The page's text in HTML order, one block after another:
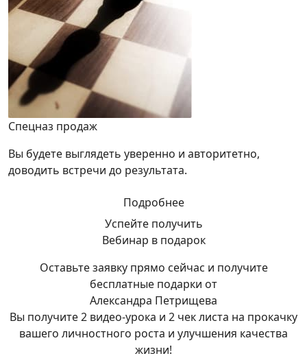
Спецназ продаж
Вы будете выглядеть уверенно и авторитетно,
доводить встречи до результата.
Подробнее
Успейте получить
Вебинар в подарок
Оставьте заявку прямо сейчас и получите
бесплатные подарки от
Александра Петрищева
Вы получите 2 видео-урока и 2 чек листа на прокачку
вашего личностного роста и улучшения качества
жизни!